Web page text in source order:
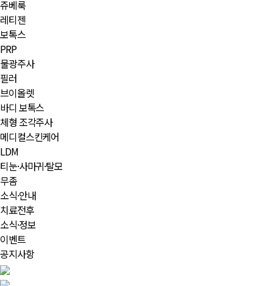
쥬베룩
레티젠
보톡스
PRP
물광주사
필러
브이올렛
바디 보톡스
체형 조각주사
메디컬스킨케어
LDM
티눈·사마귀·탈모
무좀
소식·안내
치료전후
소식·정보
이벤트
공지사항